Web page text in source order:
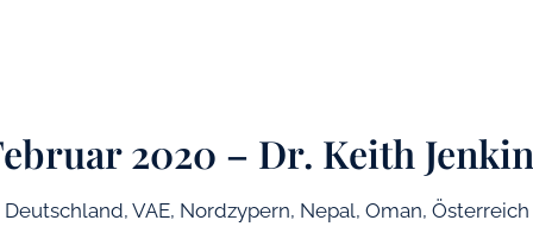
2020 – Dr. Keith
Deutschland, VAE, Nordzypern, Nepal, Oman, Österreich